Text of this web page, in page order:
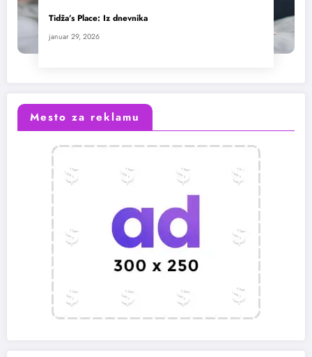
Tidža’s Place: Iz dnevnika
januar 29, 2026
Mesto za reklamu